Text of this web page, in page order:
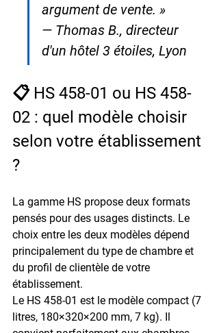
argument de vente. »
— Thomas B., directeur
d'un hôtel 3 étoiles, Lyon
📋 HS 458-01 ou HS 458-
02 : quel modèle choisir
selon votre établissement
?
La gamme HS propose deux formats
pensés pour des usages distincts. Le
choix entre les deux modèles dépend
principalement du type de chambre et
du profil de clientèle de votre
établissement.
Le HS 458-01 est le modèle compact (7
litres, 180×320×200 mm, 7 kg). Il